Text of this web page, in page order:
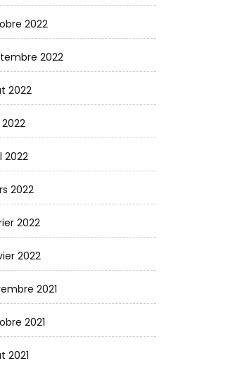
2022
2022
2022
2022
2022
2022
2022
2021
2021
2021